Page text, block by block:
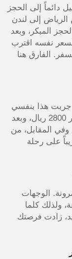
دائماً إلى الحجز
إلى لندن
2500 ريال عند الحجز المبكر، وبعد
السعر نفسه اقترب
السفر. الفارق هنا
جربت هذا بنفسي
في إحدى رحلات العيد؛ حجزت مبكراً بسعر 2800 ريال، وبعد
أصبحت القيمة 2520 ريال. وفي المقابل، من
دفع 3900 ريال تقريباً على رحلة
الوجهات
ولذلك كلما
زادت فرصتك